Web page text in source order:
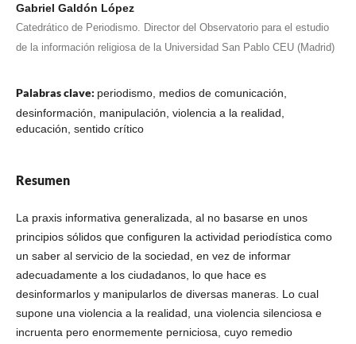
Gabriel Galdón López
Catedrático de Periodismo. Director del Observatorio para el estudio
de la información religiosa de la Universidad San Pablo CEU (Madrid)
Palabras clave: periodismo, medios de comunicación,
desinformación, manipulación, violencia a la realidad,
educación, sentido crítico
Resumen
La praxis informativa generalizada, al no basarse en unos
principios sólidos que configuren la actividad periodística como
un saber al servicio de la sociedad, en vez de informar
adecuadamente a los ciudadanos, lo que hace es
desinformarlos y manipularlos de diversas maneras. Lo cual
supone una violencia a la realidad, una violencia silenciosa e
incruenta pero enormemente perniciosa, cuyo remedio